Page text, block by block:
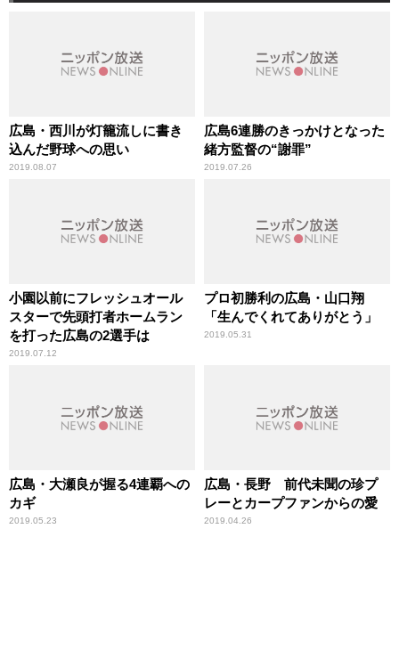
広島・西川が灯籠流しに書き
込んだ野球への思い
2019.08.07
広島6連勝のきっかけとなった
緒方監督の“謝罪”
2019.07.26
小園以前にフレッシュオール
スターで先頭打者ホームラン
を打った広島の2選手は
2019.07.12
プロ初勝利の広島・山口翔
「生んでくれてありがとう」
2019.05.31
広島・大瀬良が握る4連覇への
カギ
2019.05.23
広島・長野 前代未聞の珍プ
レーとカープファンからの愛
2019.04.26